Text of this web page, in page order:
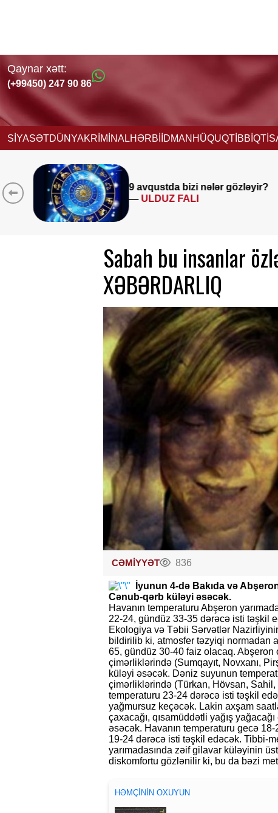
Qaynar xətt:
(+99450) 247 90 86
SİYASƏTDÜNYAKRİMİNAL HƏRBİİDMANHÜQUQTİBB
Müəllimlərin diqqətinə! 8
saat 11:00-dan etibarən
BAŞLADI
Sabah bu insanlar
XƏBƏRDARLIQ
CƏMİYYƏT 836
İyunun 4-də Bakıda və
Cənub-qərb küləyi əsəcək.
Havanın temperaturu Abşeron
22-24, gündüz 33-35 dərəcə isti təşkil
Ekologiya və Təbii Sərvətlər
bildirilib ki, atmosfer təzyiqi normadan
65, gündüz 30-40 faiz olacaq.
çimərliklərində (Sumqayıt, Novxanı,
küləyi əsəcək. Dəniz suyunun
çimərliklərində (Türkan, Hövsan,
temperaturu 23-24 dərəcə isti təşkil
yağmursuz keçəcək. Lakin axşam
çaxacağı, qısamüddətli yağış
əsəcək. Havanın temperaturu gecə
19-24 dərəcə isti təşkil edəcək. Tibbi-
yarımadasında zəif gilavar küləyinin
diskomfortu gözlənilir ki, bu da bəzi
HƏMÇININ OXUYUN